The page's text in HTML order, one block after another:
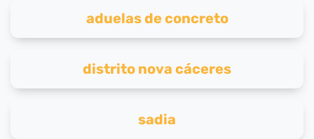
aduelas de concreto
distrito nova cáceres
sadia